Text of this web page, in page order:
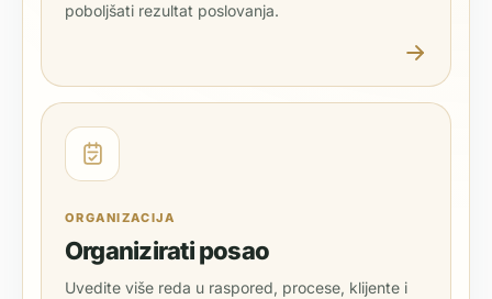
poboljšati rezultat poslovanja.
ORGANIZACIJA
Organizirati posao
Uvedite više reda u raspored, procese, klijente i